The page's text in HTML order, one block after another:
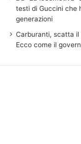
testi di Guccini che
generazioni
Carburanti, scatta il
Ecco come il